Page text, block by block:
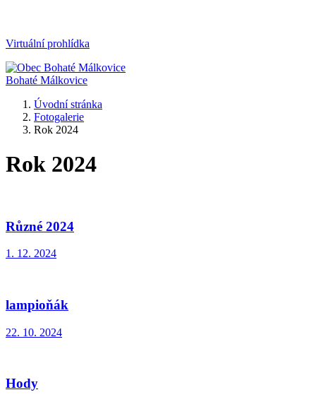
Virtuální prohlídka
Bohaté Málkovice
Úvodní stránka
Fotogalerie
Rok 2024
Rok 2024
Různé 2024
1. 12. 2024
lampioňák
22. 10. 2024
Hody